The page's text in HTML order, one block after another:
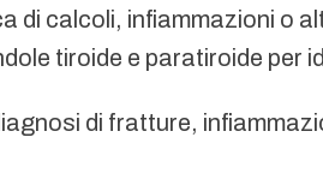
di calcoli, infiammazioni o
tiroide e paratiroide per
di fratture,